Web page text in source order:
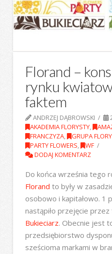
Florand –
rynku
faktem
ANDRZEJ DĄBROWSKI
AKADEMIA FLORYSTY,
FRANCZYZA, GRUPA
PARTY FLOWERS,
WF
DODAJ KOMENTARZ
Do końca września tego
Florand to były w
osobowo i kapitałowo. 1
nastąpiło przejęcie przez
Bukieciarz. Obecnie jest
przedsiębiorstwo
sześcioma markami w